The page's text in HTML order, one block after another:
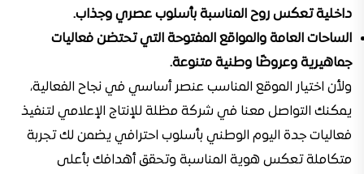
داخلية تعكس روح المناسبة بأسلوب عصري وجذاب.
الساحات العامة والمواقع المفتوحة التي تحتضن فعاليات
جماهيرية وعروضًا وطنية متنوعة.
ولأن اختيار الموقع المناسب عنصر أساسي في نجاح الفعالية،
يمكنك التواصل معنا في شركة مظلة للإنتاج الإعلامي لتنفيذ
فعاليات جدة اليوم الوطني بأسلوب احترافي يضمن لك تجربة
متكاملة تعكس هوية المناسبة وتحقق أهدافك بأعلى